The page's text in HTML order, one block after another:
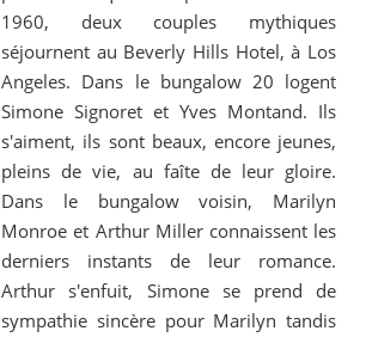
1960, deux couples mythiques
séjournent au Beverly Hills Hotel, à Los
Angeles. Dans le bungalow 20 logent
Simone Signoret et Yves Montand. Ils
s'aiment, ils sont beaux, encore jeunes,
pleins de vie, au faîte de leur gloire.
Dans le bungalow voisin, Marilyn
Monroe et Arthur Miller connaissent les
derniers instants de leur romance.
Arthur s'enfuit, Simone se prend de
sympathie sincère pour Marilyn tandis